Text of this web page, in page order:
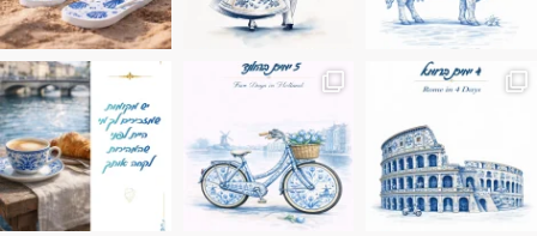
Instagram post
Instagram post 17994326828955248